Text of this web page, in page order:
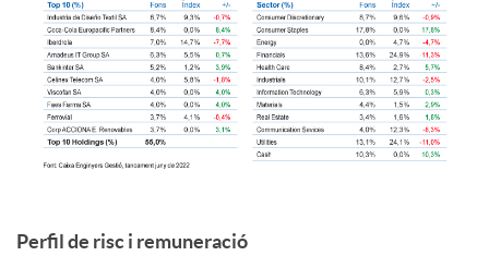
Perfil de risc i remuneració